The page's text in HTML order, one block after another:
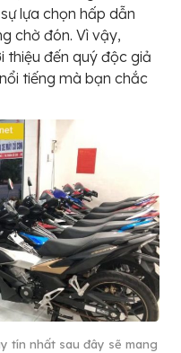
lựa chọn hấp dẫn
chờ đón. Vì vậy,
thiệu đến quý độc giả
tiếng mà bạn chắc
tín nhất sau đây sẽ mang